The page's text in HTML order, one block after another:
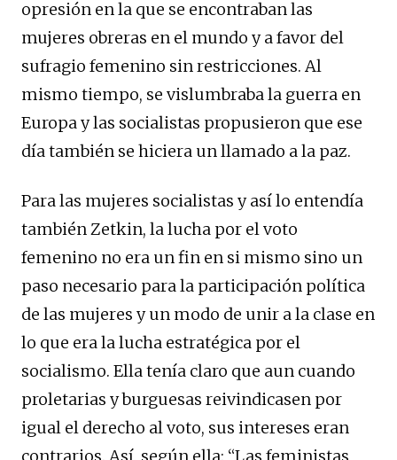
opresión en la que se encontraban las
mujeres obreras en el mundo y a favor del
sufragio femenino sin restricciones. Al
mismo tiempo, se vislumbraba la guerra en
Europa y las socialistas propusieron que ese
día también se hiciera un llamado a la paz.
Para las mujeres socialistas y así lo entendía
también Zetkin, la lucha por el voto
femenino no era un fin en si mismo sino un
paso necesario para la participación política
de las mujeres y un modo de unir a la clase en
lo que era la lucha estratégica por el
socialismo. Ella tenía claro que aun cuando
proletarias y burguesas reivindicasen por
igual el derecho al voto, sus intereses eran